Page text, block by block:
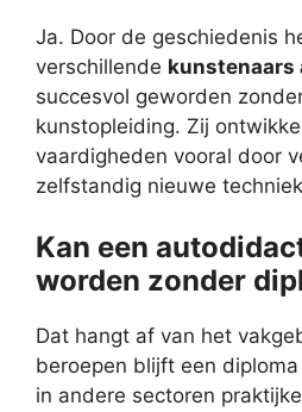
Ja. Door de geschiedenis
verschillende kunstenaars
succesvol geworden
kunstopleiding. Zij
vaardigheden vooral door
zelfstandig nieuwe
Kan een
worden zonder
Dat hangt af van het
beroepen blijft een
in andere sectoren